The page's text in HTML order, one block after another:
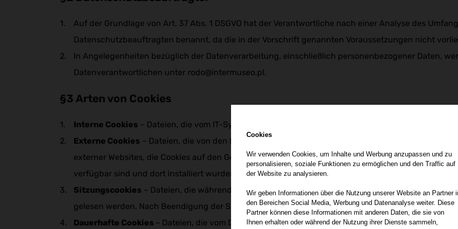
Auf der Grundlage von Art. 37 Abs. 1 DSGVO hat der Verantwortliche nach einer Analyse des
Datenschutzbeauftragten benannt, da die in der Vorschrift genannten Voraussetzungen nicht
In Angelegenheiten bezüglich der Datenverarbeitung, einschließlich personenbezogener Daten,
Datenverantwortlichen unter rodo@intermuseo.pl.
§3 Arten von Cookies
Interne Cookies – Dateien, die vom IT-System der Website auf dem Gerät des Nutzers gespeichert
Externe Cookies – Dateien, die von den IT-Systemen externer Websites auf dem Gerät des
externer Websites, die Cookies auf den Geräten des Nutzers speichern können, wurden bewusst
verfügbar sind und dort installiert wurden, auf der Website platziert
Sitzungscookies – Dateien, die während einer Sitzung eines bestimmten Geräts von der Website
gelesen werden. Nach Beendigung der Sitzung werden die Dateien vom Gerät des Benutzers
Dauerhafte Cookies – Dateien, die vom Dienst auf dem Gerät des Nutzers gespeichert und
Cookies
Wir verwenden Cookies, um Inhalte und Werbung anzupassen und zu
personalisieren, soziale Funktionen zu ermöglichen und den Traffic auf
der Website zu analysieren.
Wir geben Informationen über die Nutzung unserer Website an Partner
den Bereichen Social Media, Werbung und Datenanalyse weiter. Diese
Partner können diese Informationen mit anderen Daten, die sie von
Ihnen erhalten oder während der Nutzung ihrer Dienste sammeln,